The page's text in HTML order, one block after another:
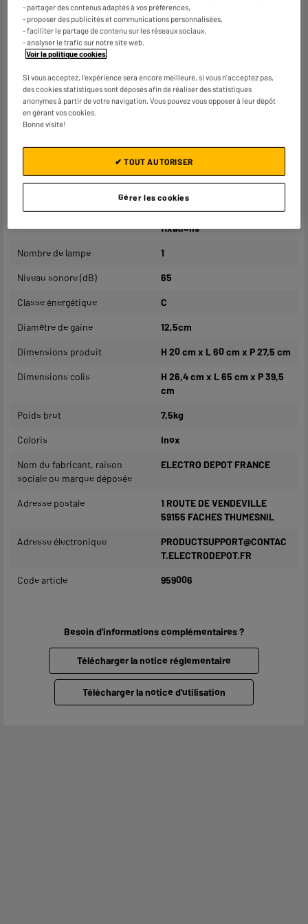
Type d'aspiration
Evacuation extérieure ou
recyclage
Débit d'air maximum
Nombre de vitesses 3
Puissance moteur 67W
Éclairage
Filtre à graisse
Aluminium, lavable en
machine
Référence filtre à odeur
ED universel à découper avec
fixations
Nombre de lampe 1
Niveau sonore (dB) 65
Classe énergétique C
Diamètre de gaine 12,5cm
Dimensions produit H 20 cm x L 60 cm x P 27,5 cm
Dimensions colis
H 26,4 cm x L 65 cm x P 39,5
cm
Poids brut 7,5kg
Coloris Inox
Nom du fabricant, raison
sociale ou marque déposée
ELECTRO DEPOT FRANCE
Adresse postale
1 ROUTE DE VENDEVILLE
59155 FACHES THUMESNIL
Adresse électronique
PRODUCTSUPPORT@CONTAC
T.ELECTRODEPOT.FR
Code article 959006
Besoin d'informations complémentaires ?
Télécharger la notice réglementaire
Télécharger la notice d'utilisation
- partager des contenus adaptés à vos préférences,
- proposer des publicités et communications personnalisées,
- faciliter le partage de contenu sur les réseaux sociaux,
- analyser le trafic sur notre site web.
Voir la politique cookies.
Si vous acceptez, l'expérience sera encore meilleure, si vous n'acceptez pas,
des cookies statistiques sont déposés afin de réaliser des statistiques
anonymes à partir de votre navigation. Vous pouvez vous opposer à leur dépôt
en gérant vos cookies.
Bonne visite!
Gérer les cookies
✔ TOUT AUTORISER